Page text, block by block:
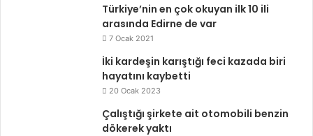
Türkiye’nin en çok okuyan ilk 10 ili
arasında Edirne de var
7 Ocak 2021
İki kardeşin karıştığı feci kazada biri
hayatını kaybetti
20 Ocak 2023
Çalıştığı şirkete ait otomobili benzin
dökerek yaktı